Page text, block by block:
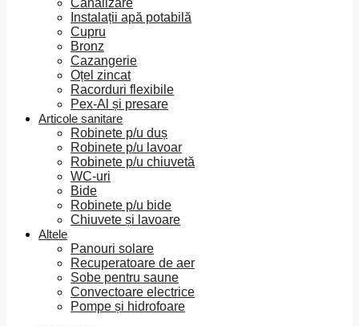
Canalizare
Instalații apă potabilă
Cupru
Bronz
Cazangerie
Oțel zincat
Racorduri flexibile
Pex-Al și presare
Articole sanitare
Robinete p/u duș
Robinete p/u lavoar
Robinete p/u chiuvetă
WC-uri
Bide
Robinete p/u bide
Chiuvete și lavoare
Altele
Panouri solare
Recuperatoare de aer
Sobe pentru saune
Convectoare electrice
Pompe și hidrofoare